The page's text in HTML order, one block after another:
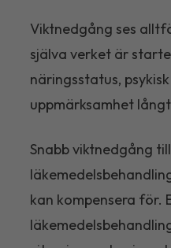
Viktnedgång ses
själva verket är
näringsstatus,
uppmärksamhet
Snabb viktnedgång
kan kompensera för.